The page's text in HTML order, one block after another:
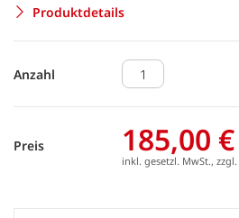
Produktdetails
Anzahl
Preis 185,00 €
inkl. gesetzl. MwSt., zzgl.